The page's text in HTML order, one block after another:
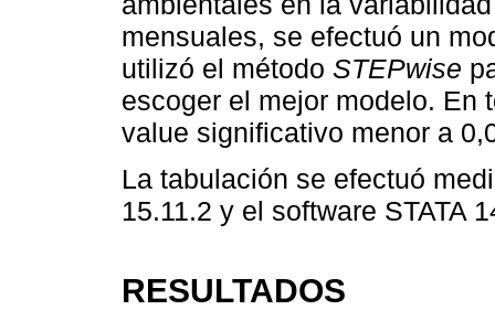
mensuales, se efectuó un
utilizó el método STEPwise
escoger el mejor modelo. En
value significativo menor a
La tabulación se efectuó
15.11.2 y el software STATA
RESULTADOS